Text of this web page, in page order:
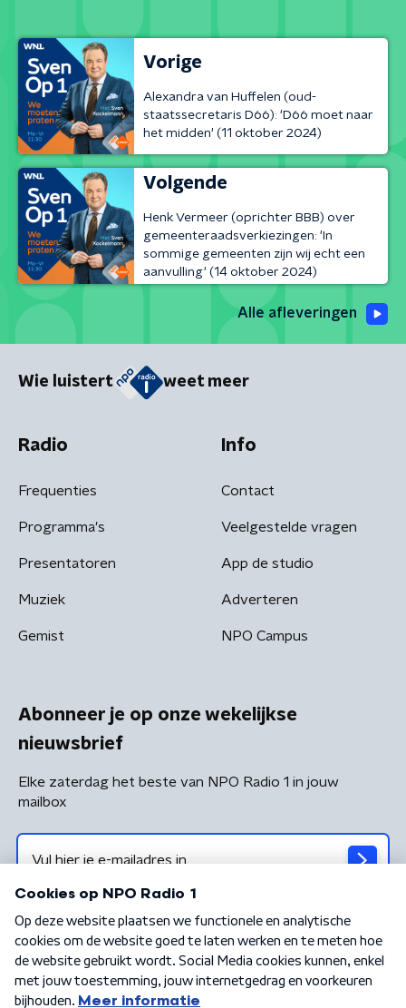
Vorige
Alexandra van Huffelen (oud-
staatssecretaris D66): 'D66 moet naar
het midden' (11 oktober 2024)
Volgende
Henk Vermeer (oprichter BBB) over
gemeenteraadsverkiezingen: 'In
sommige gemeenten zijn wij echt een
aanvulling' (14 oktober 2024)
Alle afleveringen
Wie luistert weet meer
Radio
Frequenties
Programma's
Presentatoren
Muziek
Gemist
Info
Contact
Veelgestelde vragen
App de studio
Adverteren
NPO Campus
Abonneer je op onze wekelijkse
nieuwsbrief
Elke zaterdag het beste van NPO Radio 1 in jouw
mailbox
Algemene voorwaarden